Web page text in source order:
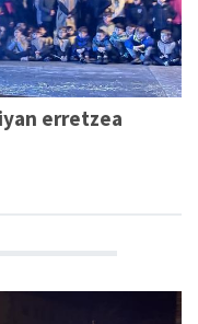
erretzea